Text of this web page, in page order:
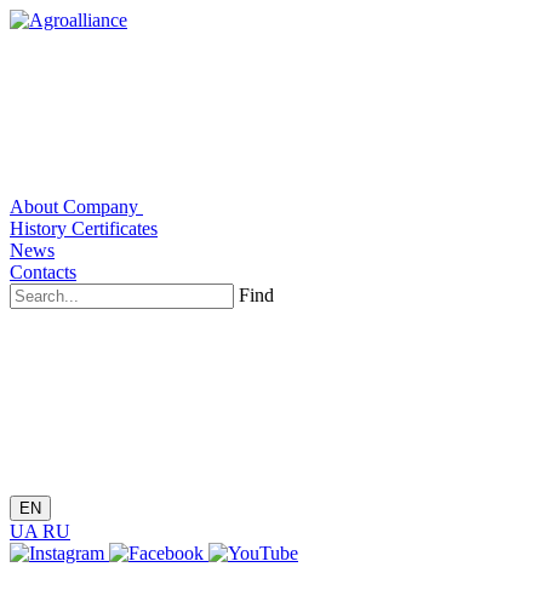
About Company
History Certificates
News
Contacts
Find
EN
UA RU